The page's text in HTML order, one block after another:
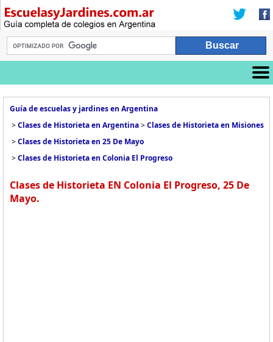
Guía de escuelas y jardines en Argentina
>Clases de Historieta en Argentina>Clases de Historieta en Misiones
>Clases de Historieta en 25 De Mayo
>Clases de Historieta en Colonia El Progreso
Clases de Historieta EN Colonia El Progreso, 25 De
Mayo.